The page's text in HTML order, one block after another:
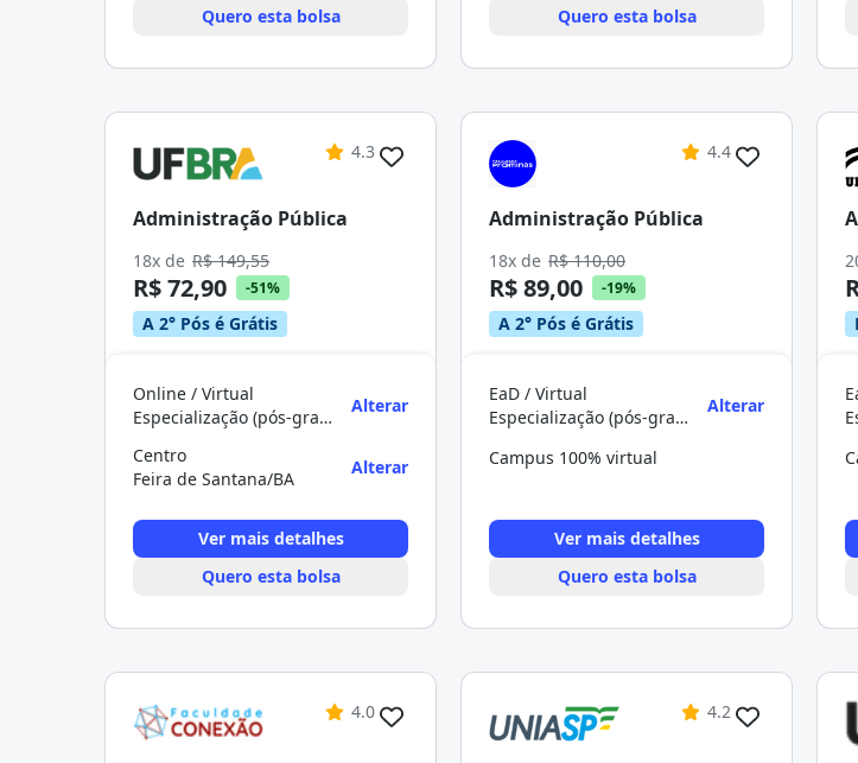
Quero esta bolsa
Quero esta bolsa
4.3
Administração Pública
18x de R$ 149,55
R$ 72,90 -51%
A 2° Pós é Grátis
Online / Virtual
Especialização (pós-graduação)
Alterar
Centro
Feira de Santana/BA
Alterar
Ver mais detalhes
Quero esta bolsa
4.4
Administração Pública
18x de R$ 110,00
R$ 89,00 -19%
A 2° Pós é Grátis
EaD / Virtual
Especialização (pós-graduação)
Alterar
Campus 100% virtual
Ver mais detalhes
Quero esta bolsa
4.0 4.2